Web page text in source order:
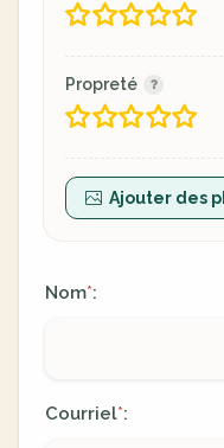
Propreté
Ajouter des
Nom*:
Courriel*: